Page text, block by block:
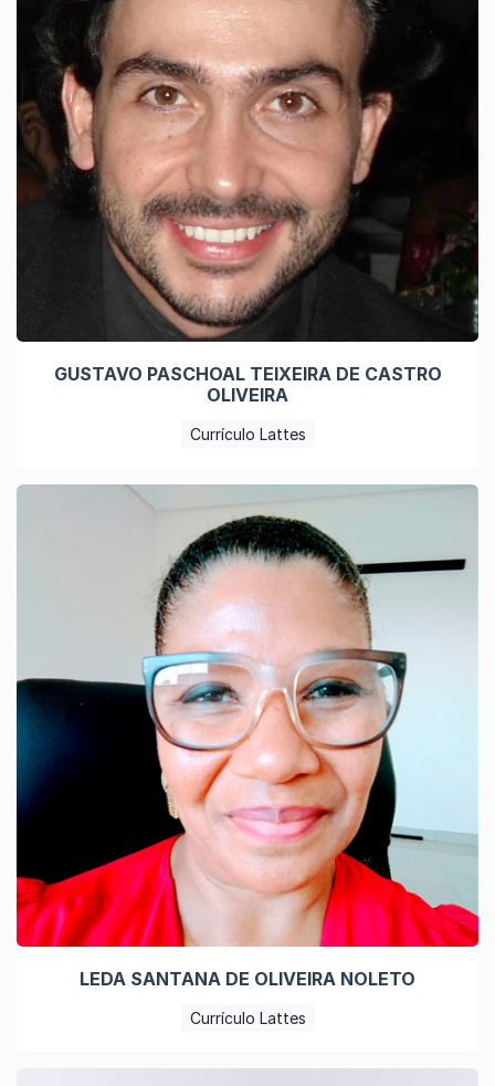
GUSTAVO PASCHOAL TEIXEIRA DE CASTRO
OLIVEIRA
Currículo Lattes
LEDA SANTANA DE OLIVEIRA NOLETO
Currículo Lattes